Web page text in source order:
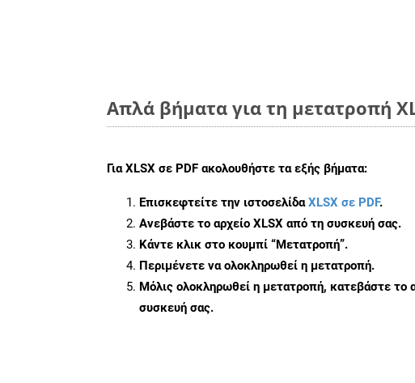
Απλά βήματα για τη μετατροπή
ΓιαXLSX σε PDF ακολουθήστε τα εξής βήματα:
Επισκεφτείτε την ιστοσελίδαXLSX σε PDF.
Ανεβάστε το αρχείο XLSX από τη συσκευή σας.
Κάντε κλικ στο κουμπί “Μετατροπή”.
Περιμένετε να ολοκληρωθεί η μετατροπή.
Μόλις ολοκληρωθεί η μετατροπή, κατεβάστε το
συσκευή σας.